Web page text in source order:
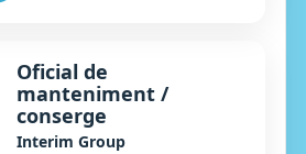
Oficial de
manteniment /
conserge
Interim Group